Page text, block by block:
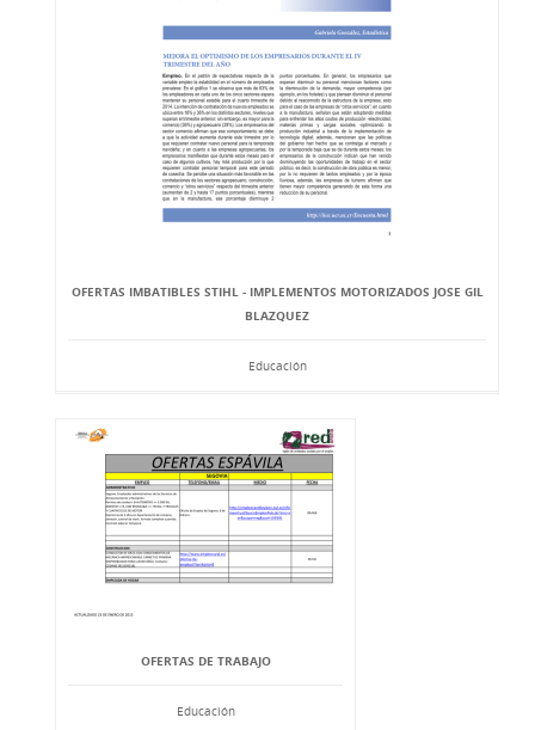
OFERTAS IMBATIBLES STIHL - IMPLEMENTOS MOTORIZADOS JOSE GIL
BLAZQUEZ
Educación
OFERTAS DE TRABAJO
Educación